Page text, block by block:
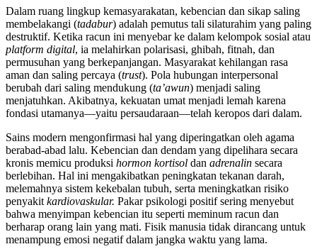
Dalam ruang lingkup kemasyarakatan, kebencian dan sikap saling
membelakangi (tadabur) adalah pemutus tali silaturahim yang paling
destruktif. Ketika racun ini menyebar ke dalam kelompok sosial atau
platform digital, ia melahirkan polarisasi, ghibah, fitnah, dan
permusuhan yang berkepanjangan. Masyarakat kehilangan rasa
aman dan saling percaya (trust). Pola hubungan interpersonal
berubah dari saling mendukung (ta’awun) menjadi saling
menjatuhkan. Akibatnya, kekuatan umat menjadi lemah karena
fondasi utamanya—yaitu persaudaraan—telah keropos dari dalam.
Sains modern mengonfirmasi hal yang diperingatkan oleh agama
berabad-abad lalu. Kebencian dan dendam yang dipelihara secara
kronis memicu produksi hormon kortisol dan adrenalin secara
berlebihan. Hal ini mengakibatkan peningkatan tekanan darah,
melemahnya sistem kekebalan tubuh, serta meningkatkan risiko
penyakitkardiovaskular. Pakar psikologi positif sering menyebut
bahwa menyimpan kebencian itu seperti meminum racun dan
berharap orang lain yang mati. Fisik manusia tidak dirancang untuk
menampung emosi negatif dalam jangka waktu yang lama.